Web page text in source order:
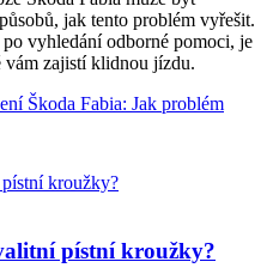
jak tento problém vyřešit.
vyhledání odborné pomoci, je
vám zajistí klidnou jízdu.
Škoda Fabia: Jak problém
pístní kroužky?